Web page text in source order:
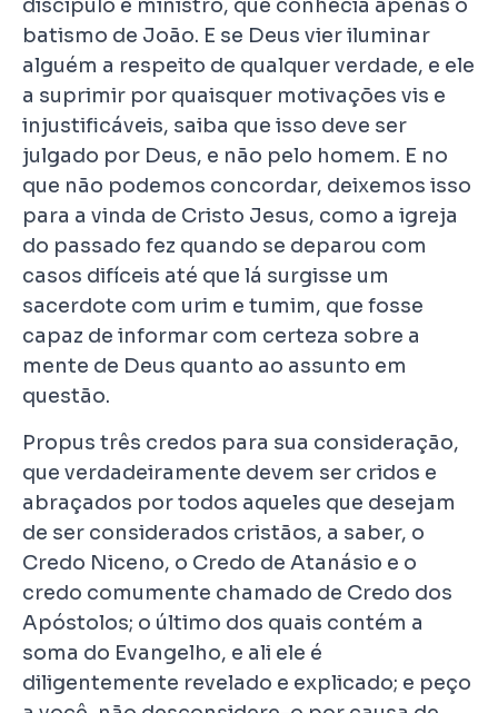
discípulo e ministro, que conhecia apenas o
batismo de João. E se Deus vier iluminar
alguém a respeito de qualquer verdade, e ele
a suprimir por quaisquer motivações vis e
injustificáveis, saiba que isso deve ser
julgado por Deus, e não pelo homem. E no
que não podemos concordar, deixemos isso
para a vinda de Cristo Jesus, como a igreja
do passado fez quando se deparou com
casos difíceis até que lá surgisse um
sacerdote com urim e tumim, que fosse
capaz de informar com certeza sobre a
mente de Deus quanto ao assunto em
questão.
Propus três credos para sua consideração,
que verdadeiramente devem ser cridos e
abraçados por todos aqueles que desejam
de ser considerados cristãos, a saber, o
Credo Niceno, o Credo de Atanásio e o
credo comumente chamado de Credo dos
Apóstolos; o último dos quais contém a
soma do Evangelho, e ali ele é
diligentemente revelado e explicado; e peço